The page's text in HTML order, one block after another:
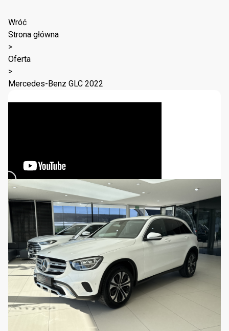
Wróć
Strona główna
>
Oferta
>
Mercedes-Benz GLC 2022